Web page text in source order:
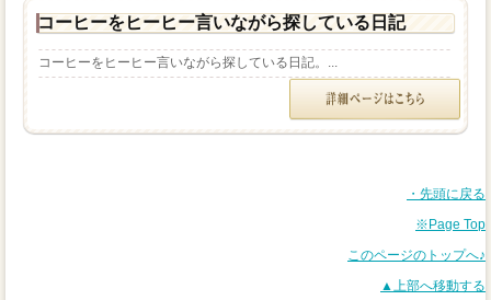
コーヒーをヒーヒー言いながら探している日記
コーヒーをヒーヒー言いながら探している日記。...
・先頭に戻る
※Page Top
このページのトップへ♪
▲上部へ移動する